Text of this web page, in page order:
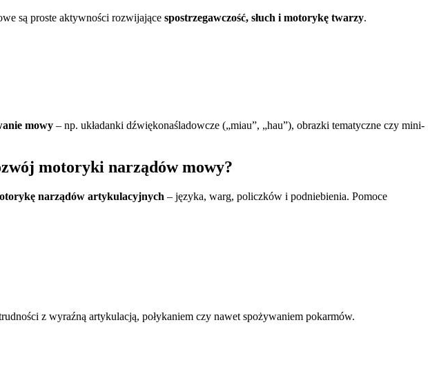
są proste aktywności rozwijające spostrzegawczość, słuch i motorykę twarzy.
mowy – np. układanki dźwiękonaśladowcze („miau”, „hau”), obrazki tematyczne czy mini-
motoryki narządów mowy?
narządów artykulacyjnych – języka, warg, policzków i podniebienia. Pomoce
z wyraźną artykulacją, połykaniem czy nawet spożywaniem pokarmów.